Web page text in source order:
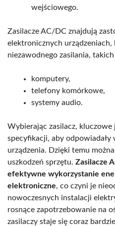
wejściowego.
Zasilacze AC/DC znajdują
elektronicznych urządzeniach,
niezawodnego zasilania, takich
komputery,
telefony komórkowe,
systemy audio.
Wybierając zasilacz, kluczowe
specyfikacji, aby
urządzenia. Dzięki temu
uszkodzeń sprzętu. Zasilacze
efektywne wykorzystanie
elektroniczne, co czyni je
nowoczesnych instalacji
rosnące zapotrzebowanie na
zasilaczy staje się coraz